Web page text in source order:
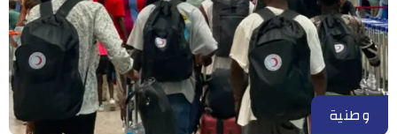
وطنية